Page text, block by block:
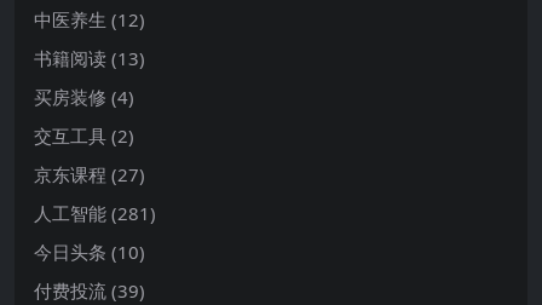
中医养生 (12)
书籍阅读 (13)
买房装修 (4)
交互工具 (2)
京东课程 (27)
人工智能 (281)
今日头条 (10)
付费投流 (39)